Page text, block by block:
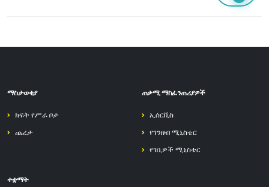
ማስታወቂያ
ክፍት የሥራ ቦታ
ጨረታ
ጠቃሚ ማስፈንጠሪያዎች
ኢሰርቪስ
የገንዘብ ሚኒስቴር
የገቢዎች ሚኒስቴር
ተቋማት